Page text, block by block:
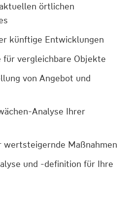
örtlichen
künftige Entwicklungen
für vergleichbare Objekte
von Angebot und
Analyse Ihrer
wertsteigernde Maßnahmen
und -definition für Ihre